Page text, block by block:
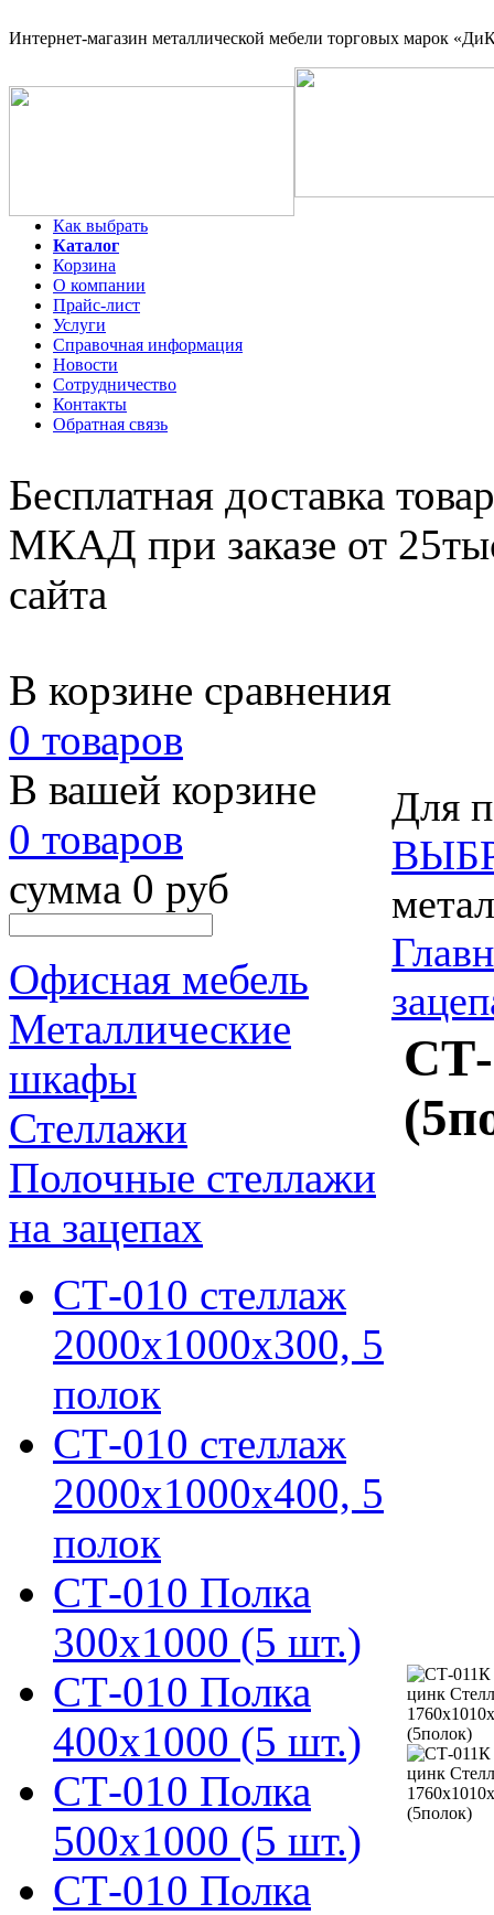
Интернет-магазин металлической мебели торговых марок
Как выбрать
Каталог
Корзина
О компании
Прайс-лист
Услуги
Справочная информация
Новости
Сотрудничество
Контакты
Обратная связь
Бесплатная доставка
МКАД при заказе от
сайта
В корзине сравнения
0 товаров
В вашей корзине
0 товаров
сумма 0 руб
Офисная мебель
Металлические
шкафы
Стеллажи
Полочные стеллажи
на зацепах
СТ-010 стеллаж
2000х1000х300, 5
полок
СТ-010 стеллаж
2000х1000х400, 5
полок
СТ-010 Полка
300х1000 (5 шт.)
СТ-010 Полка
400х1000 (5 шт.)
СТ-010 Полка
500х1000 (5 шт.)
СТ-010 Полка
Для
СТ-